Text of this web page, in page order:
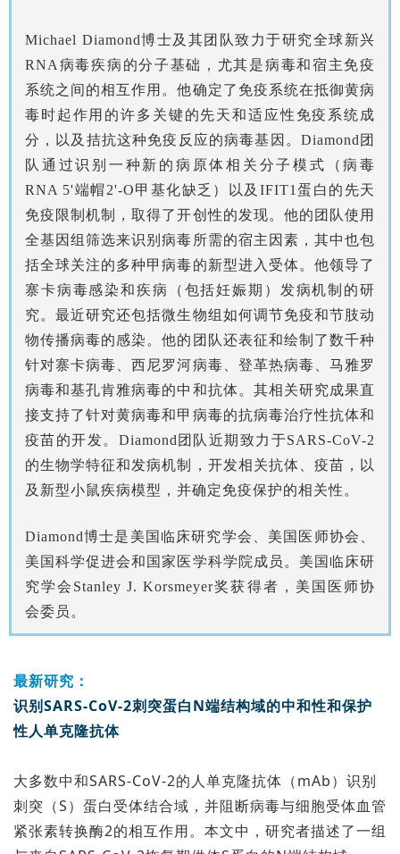
Michael Diamond博士及其团队致力于研究全球新兴
RNA病毒疾病的分子基础，尤其是病毒和宿主免疫
系统之间的相互作用。他确定了免疫系统在抵御黄病
毒时起作用的许多关键的先天和适应性免疫系统成
分，以及拮抗这种免疫反应的病毒基因。Diamond团
队通过识别一种新的病原体相关分子模式（病毒
RNA 5'端帽2'-O甲基化缺乏）以及IFIT1蛋白的先天
免疫限制机制，取得了开创性的发现。他的团队使用
全基因组筛选来识别病毒所需的宿主因素，其中也包
括全球关注的多种甲病毒的新型进入受体。他领导了
寨卡病毒感染和疾病（包括妊娠期）发病机制的研
究。最近研究还包括微生物组如何调节免疫和节肢动
物传播病毒的感染。他的团队还表征和绘制了数千种
针对寨卡病毒、西尼罗河病毒、登革热病毒、马雅罗
病毒和基孔肯雅病毒的中和抗体。其相关研究成果直
接支持了针对黄病毒和甲病毒的抗病毒治疗性抗体和
疫苗的开发。Diamond团队近期致力于SARS-CoV-2
的生物学特征和发病机制，开发相关抗体、疫苗，以
及新型小鼠疾病模型，并确定免疫保护的相关性。
Diamond博士是美国临床研究学会、美国医师协会、
美国科学促进会和国家医学科学院成员。美国临床研
究学会Stanley J. Korsmeyer奖获得者，美国医师协
会委员。
最新研究：
识别SARS-CoV-2刺突蛋白N端结构域的中和性和保护
性人单克隆抗体
大多数中和SARS-CoV-2的人单克隆抗体（mAb）识别
刺突（S）蛋白受体结合域，并阻断病毒与细胞受体血管
紧张素转换酶2的相互作用。本文中，研究者描述了一组